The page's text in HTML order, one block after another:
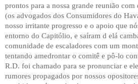
prontos para a nossa grande reunião com
(os advogados dos Consumidores do
nosso irritante progresso e o apoio que
entorno do Capitólio, e saíram d elá
comunidade de escaladores com um
tentando amedrontar o comitê e pô-lo
R.D. foi chamado para se pronunciar e
rumores propagados por nossos